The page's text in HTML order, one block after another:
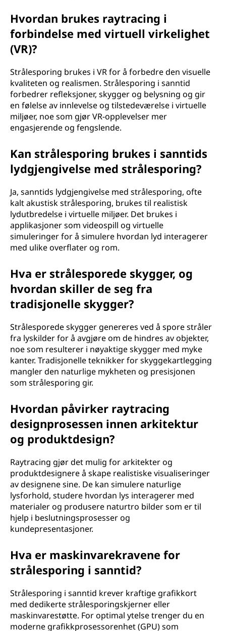
Hvordan brukes raytracing i
forbindelse med virtuell virkelighet
(VR)?
Strålesporing brukes i VR for å forbedre den visuelle
kvaliteten og realismen. Strålesporing i sanntid
forbedrer refleksjoner, skygger og belysning og gir
en følelse av innlevelse og tilstedeværelse i virtuelle
miljøer, noe som gjør VR-opplevelser mer
engasjerende og fengslende.
Kan strålesporing brukes i sanntids
lydgjengivelse med strålesporing?
Ja, sanntids lydgjengivelse med strålesporing, ofte
kalt akustisk strålesporing, brukes til realistisk
lydutbredelse i virtuelle miljøer. Det brukes i
applikasjoner som videospill og virtuelle
simuleringer for å simulere hvordan lyd interagerer
med ulike overflater og rom.
Hva er strålesporede skygger, og
hvordan skiller de seg fra
tradisjonelle skygger?
Strålesporede skygger genereres ved å spore stråler
fra lyskilder for å avgjøre om de hindres av objekter,
noe som resulterer i nøyaktige skygger med myke
kanter. Tradisjonelle teknikker for skyggekartlegging
mangler den naturlige mykheten og presisjonen
som strålesporing gir.
Hvordan påvirker raytracing
designprosessen innen arkitektur
og produktdesign?
Raytracing gjør det mulig for arkitekter og
produktdesignere å skape realistiske visualiseringer
av designene sine. De kan simulere naturlige
lysforhold, studere hvordan lys interagerer med
materialer og produsere naturtro bilder som er til
hjelp i beslutningsprosesser og
kundepresentasjoner.
Hva er maskinvarekravene for
strålesporing i sanntid?
Strålesporing i sanntid krever kraftige grafikkort
med dedikerte strålesporingskjerner eller
maskinvarestøtte. For optimal ytelse trenger du en
moderne grafikkprosessorenhet (GPU) som